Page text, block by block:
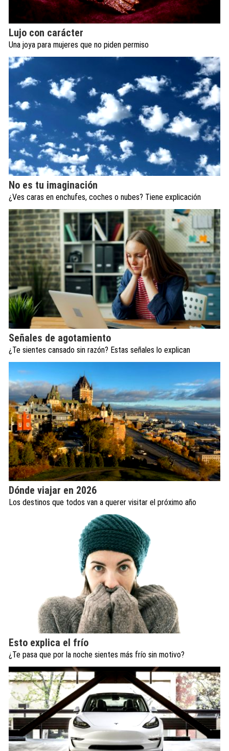
Lujo con carácter
Una joya para mujeres que no piden permiso
No es tu imaginación
¿Ves caras en enchufes, coches o nubes? Tiene explicación
Señales de agotamiento
¿Te sientes cansado sin razón? Estas señales lo explican
Dónde viajar en 2026
Los destinos que todos van a querer visitar el próximo año
Esto explica el frío
¿Te pasa que por la noche sientes más frío sin motivo?